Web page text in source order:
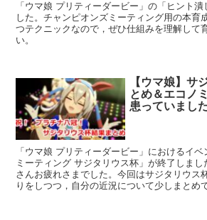
「ウマ娘 プリティーダービー」の「ヒント
した。チャンピオンズミーティング用の本育
つテクニックなので，ぜひ仕組みを理解して
い。
【ウマ娘】サ
とめ＆エコノ
患っていまし
「ウマ娘 プリティーダービー」におけるイ
ミーティング サジタリウス杯」が終了しま
さんお疲れさまでした。今回はサジタリウス
りをしつつ，自分の近況について少しまとめ